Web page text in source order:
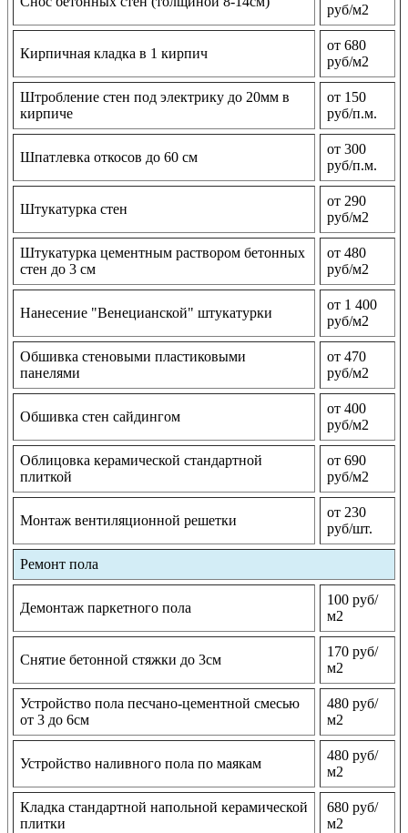
руб/м2
Кирпичная кладка в 1 кирпич
от 680
руб/м2
Штробление стен под электрику до 20мм в
кирпиче
от 150
руб/п.м.
Шпатлевка откосов до 60 см
от 300
руб/п.м.
Штукатурка стен
от 290
руб/м2
Штукатурка цементным раствором бетонных
стен до 3 см
от 480
руб/м2
Нанесение "Венецианской" штукатурки
от 1 400
руб/м2
Обшивка стеновыми пластиковыми
панелями
от 470
руб/м2
Обшивка стен сайдингом
от 400
руб/м2
Облицовка керамической стандартной
плиткой
от 690
руб/м2
Монтаж вентиляционной решетки
от 230
руб/шт.
Ремонт пола
Демонтаж паркетного пола
100 руб/
м2
Снятие бетонной стяжки до 3см
170 руб/
м2
Устройство пола песчано-цементной смесью
от 3 до 6см
480 руб/
м2
Устройство наливного пола по маякам
480 руб/
м2
Кладка стандартной напольной керамической
плитки
680 руб/
м2